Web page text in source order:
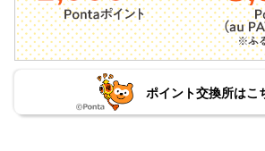
ポイント交換所はこ